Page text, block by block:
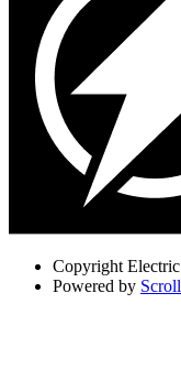
Copyright
Powered by